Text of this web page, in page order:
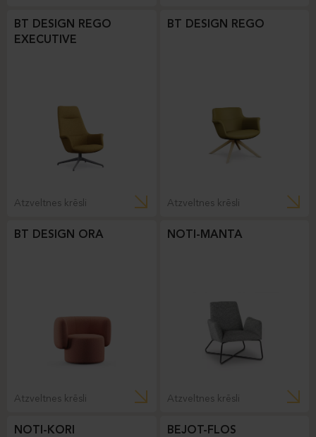
BT DESIGN REGO
EXECUTIVE
Atzveltnes krēsli
BT DESIGN REGO
Atzveltnes krēsli
BT DESIGN ORA
Atzveltnes krēsli
NOTI-MANTA
Atzveltnes krēsli
NOTI-KORI BEJOT-FLOS